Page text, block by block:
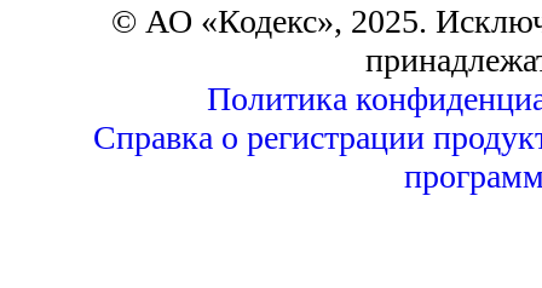
© АО «Кодекс», 2025.
Политика
Справка о регистрации